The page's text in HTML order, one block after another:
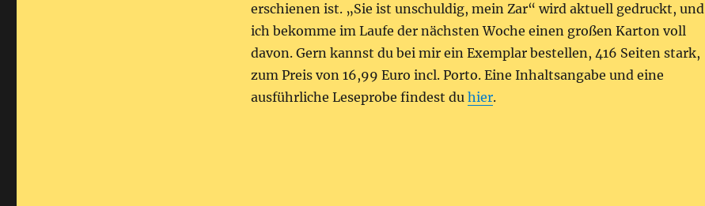
erschienen ist. „Sie ist unschuldig, mein Zar“ wird aktuell gedruckt, und
ich bekomme im Laufe der nächsten Woche einen großen Karton voll
davon. Gern kannst du bei mir ein Exemplar bestellen, 416 Seiten stark,
zum Preis von 16,99 Euro incl. Porto. Eine Inhaltsangabe und eine
ausführliche Leseprobe findest du hier.